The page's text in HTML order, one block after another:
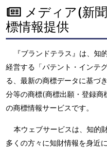
メディア(新
標情報提供
『ブランドテラス』は、
経営する「パテント・インテ
る、最新の商標データに基づ
分等の商標(商標出願・登録
の商標情報サービスです。
本ウェブサービスは、知的
多くの方々に知財情報を身近